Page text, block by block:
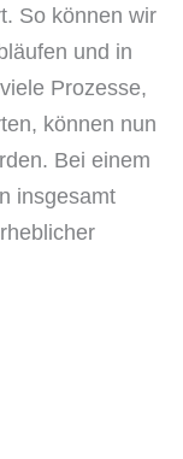
So können wir
und in
Prozesse,
können nun
Bei einem
insgesamt